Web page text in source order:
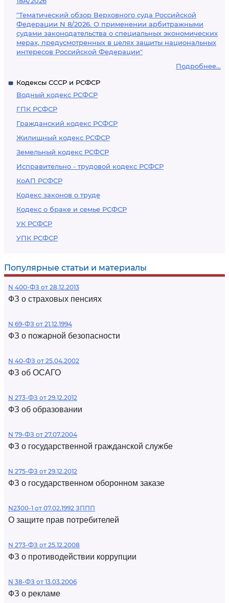
"Тематический обзор Верховного суда Российской
Федерации N 8/2026. О применении арбитражными
судами законодательства о специальных экономических
мерах, предусмотренных в целях защиты национальных
интересов Российской Федерации"
Подробнее...
Кодексы СССР и РСФСР
Водный кодекс РСФСР
ГПК РСФСР
Гражданский кодекс РСФСР
Жилищный кодекс РСФСР
Земельный кодекс РСФСР
Исправительно - трудовой кодекс РСФСР
КоАП РСФСР
Кодекс законов о труде
Кодекс о браке и семье РСФСР
УК РСФСР
УПК РСФСР
Популярные статьи и материалы
N 400-ФЗ от 28.12.2013
ФЗ о страховых пенсиях
N 69-ФЗ от 21.12.1994
ФЗ о пожарной безопасности
N 40-ФЗ от 25.04.2002
ФЗ об ОСАГО
N 273-ФЗ от 29.12.2012
ФЗ об образовании
N 79-ФЗ от 27.07.2004
ФЗ о государственной гражданской службе
N 275-ФЗ от 29.12.2012
ФЗ о государственном оборонном заказе
N2300-1 от 07.02.1992 ЗППП
О защите прав потребителей
N 273-ФЗ от 25.12.2008
ФЗ о противодействии коррупции
N 38-ФЗ от 13.03.2006
ФЗ о рекламе